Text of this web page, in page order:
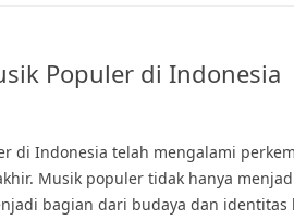
Populer di Indonesia
di Indonesia telah mengalami
Musik populer tidak hanya
bagian dari budaya dan identitas